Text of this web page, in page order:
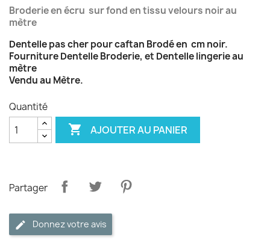
Broderie en écru sur fond en tissu velours noir au
mètre
Dentelle pas cher pour caftan Brodé en cm noir.
Fourniture Dentelle Broderie, et Dentelle lingerie au
mètre
Vendu au Mètre.
Quantité
 AJOUTER AU PANIER
Partager
Donnez votre avis